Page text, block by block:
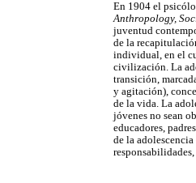
En 1904 el
Anthropology,
juventud
de la
individual, en el
civilización. La
transición,
y agitación),
de la vida. La
jóvenes no sean
educadores,
de la